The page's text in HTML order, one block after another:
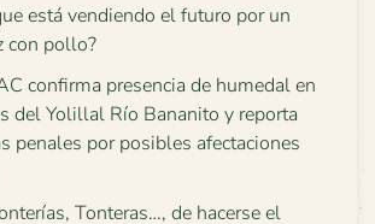
está vendiendo el futuro por un
con pollo?
confirma presencia de humedal en
del Yolillal Río Bananito y reporta
penales por posibles afectaciones
Tonteras…, de hacerse el